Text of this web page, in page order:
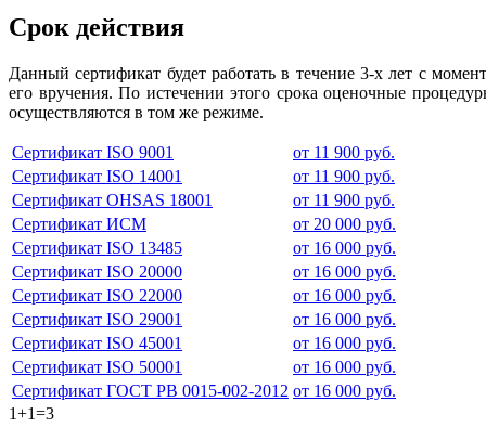
Срок действия
Данный сертификат будет работать в течение 3-х лет с
его вручения. По истечении этого срока оценочные
осуществляются в том же режиме.
Сертификат ISO 9001
от 11 900 руб.
Сертификат ISO 14001
от 11 900 руб.
Сертификат OHSAS 18001
от 11 900 руб.
Сертификат ИСМ
от 20 000 руб.
Сертификат ISO 13485
от 16 000 руб.
Сертификат ISO 20000
от 16 000 руб.
Сертификат ISO 22000
от 16 000 руб.
Сертификат ISO 29001
от 16 000 руб.
Сертификат ISO 45001
от 16 000 руб.
Сертификат ISO 50001
от 16 000 руб.
Сертификат ГОСТ РВ 0015-002-2012 от 16 000 руб.
1+1=3